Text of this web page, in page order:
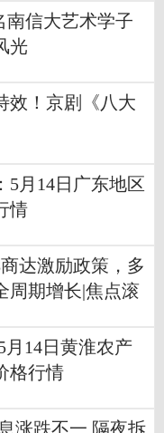
南信大艺术学子
光
效！京剧《八大
5月14日广东地区
情
达激励政策，多
周期增长|焦点滚
月14日黄淮农产
格行情